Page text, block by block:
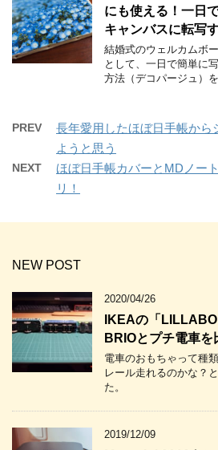
にも使える！一日
キャンバスに転写
結婚式のウェルカムボ
として、一日で簡単に
方法（デコパージュ）
PREV
長年愛用したほぼ日手帳から
ようと思う
NEXT
ほぼ日手帳カバーとMDノー
リ！
NEW POST
2020/04/26
IKEAの「
BRIOとプチ電車を
電車のおもちゃって種
レール走れるのかな？
た。
2019/12/09